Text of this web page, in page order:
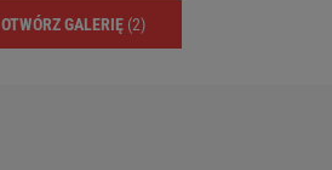
OTWÓRZ GALERIĘ (2)